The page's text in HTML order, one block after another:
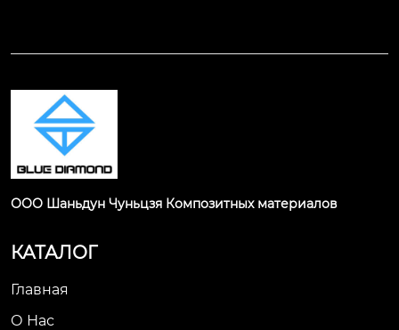
ООО Шаньдун Чуньцзя Композитных материалов
КАТАЛОГ
Главная
О Нас